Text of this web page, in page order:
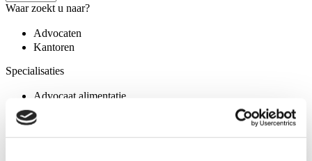
Waar zoekt u naar?
Advocaten
Kantoren
Specialisaties
Advocaat alimentatie
Alimentatie incasseren
Echtscheiding
Kinderalimentatie